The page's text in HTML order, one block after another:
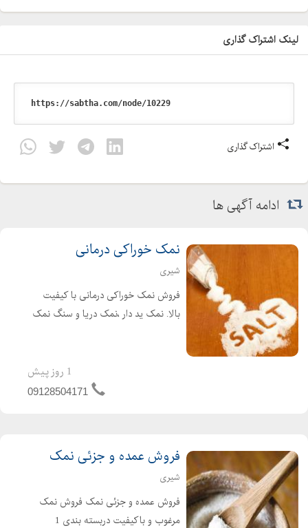
لینک اشتراک گذاری
اشتراک گذاری
ادامه آگهی ها
نمک خوراکی درمانی
شیری
فروش نمک خوراکی درمانی با کیفیت
بالا. نمک ید دار ،نمک دریا و سنگ نمک
مفید بعنوان بهترین نمک خوراکی به
تایید پزشکان میباشد.
1 روز پیش
09128504171
فروش عمده و جزئی نمک
شیری
فروش عمده و جزئی نمک فروش نمک
مرغوب و باکیفیت دربسته بندی 1